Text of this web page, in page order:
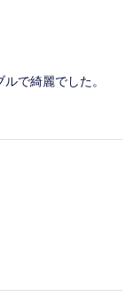
で綺麗でした。